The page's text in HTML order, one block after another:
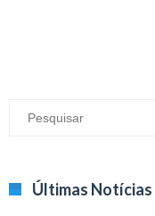
Últimas Notícias